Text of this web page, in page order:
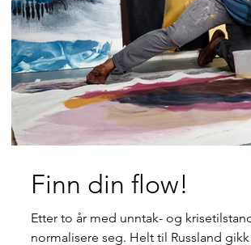
Finn din flow!
Etter to år med unntak- og
normalisere seg. Helt til Russland